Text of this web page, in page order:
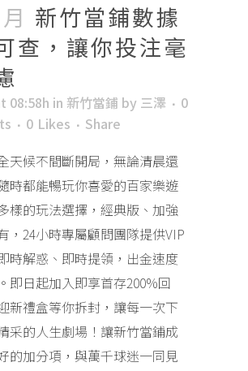
新竹當鋪數據
查，讓你投注毫
08:58h in 新竹當鋪 by 三澤
0
0 Likes
Share
天候不間斷開局，無論清晨還
時都能暢玩你喜愛的百家樂遊
樣的玩法選擇，經典版、加強
，24小時專屬顧問團隊提供VIP
時解惑、即時提領，出金速度
即日起加入即享首存200%回
新禮盒等你拆封，讓每一次下
采的人生劇場！讓新竹當鋪成
的加分項，與萬千球迷一同見